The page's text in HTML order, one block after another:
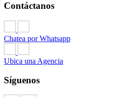
Contáctanos
Chatea por Whatsapp
Ubica una Agencia
Síguenos